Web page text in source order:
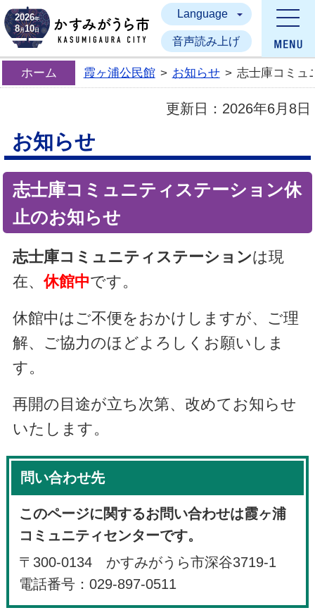
かすみがうら市
2026年
8月10日
Language
音声読み上げ
ホーム 霞ヶ浦公民館 > お知らせ > 志士庫コミュ
更新日： 2026年6月8日
お知らせ
志士庫コミュニティステーション休
止のお知らせ
志士庫コミュニティステーションは現
在、休館中です。
休館中はご不便をおかけしますが、ご理
解、ご協力のほどよろしくお願いしま
す。
再開の目途が立ち次第、改めてお知らせ
いたします。
問い合わせ先
このページに関するお問い合わせは霞ヶ浦
コミュニティセンターです。
〒300-0134 かすみがうら市深谷3719-1
電話番号：029-897-0511